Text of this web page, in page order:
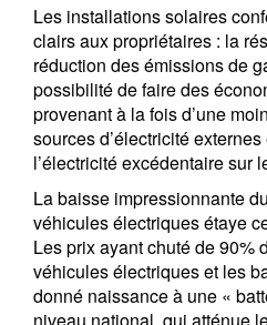
Les installations solaires
clairs aux propriétaires : la
réduction des émissions de
possibilité de faire des
provenant à la fois d’une
sources d’électricité
l’électricité excédentaire sur
La baisse impressionnante
véhicules électriques étaye
Les prix ayant chuté de 90%
véhicules électriques et les
donné naissance à une «
niveau national, qui atténue